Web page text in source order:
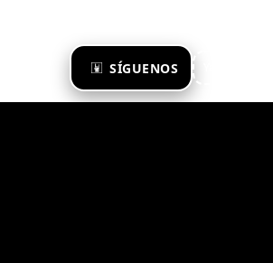
SÍGUENOS